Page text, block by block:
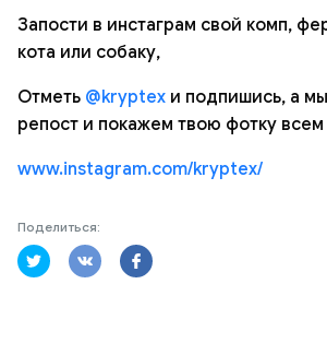
Запости в инстаграм свой комп,
кота или собаку,
Отметь @kryptex и подпишись, а
репост и покажем твою фотку
www.instagram.com/kryptex/
Поделиться: